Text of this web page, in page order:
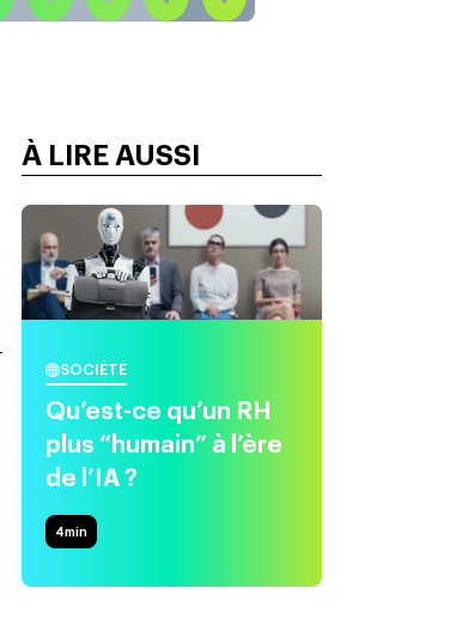
À LIRE AUSSI
SOCIÉTÉ
Qu’est-ce qu’un RH
plus “humain” à l’ère
de l’IA ?
4min